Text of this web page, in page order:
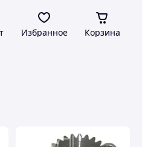
Избранное Корзина